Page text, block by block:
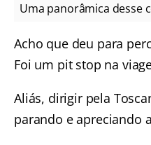
Uma panorâmica desse
Acho que deu para
Foi um pit stop na
Aliás, dirigir pela
parando e apreciando